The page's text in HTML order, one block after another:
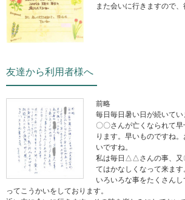
また会いに行きますので、
友達から利用者様へ
前略
毎日毎日暑い日が続いてい
〇〇さんが亡くなられて
ります。早いものですね
いですね。
私は毎日△△さんの事、又
てはかなしくなって来ます
いろいろな事をたくさん
ってこうかいをしております。